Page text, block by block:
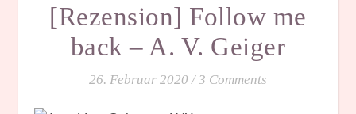
[Rezension] Follow me
back – A. V. Geiger
26. Februar 2020 / 3 Comments